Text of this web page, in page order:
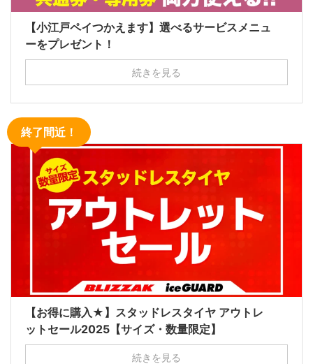
【小江戸ペイつかえます】選べるサービスメニュ
ーをプレゼント！
続きを見る
終了間近！
【お得に購入★】スタッドレスタイヤ アウトレ
ットセール2025【サイズ・数量限定】
続きを見る